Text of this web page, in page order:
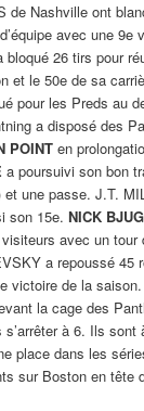
de Nashville ont
avec une 9e
bloqué 26 tirs pour
et le 50e de sa
pour les Preds au
a disposé des
POINTen
a poursuivi son bon
une passe. J.T.
son 15e. NICK
avec un tour
a repoussé 45
victoire de la
la cage des
à 6. Ils sont
place dans les
sur Boston en tête